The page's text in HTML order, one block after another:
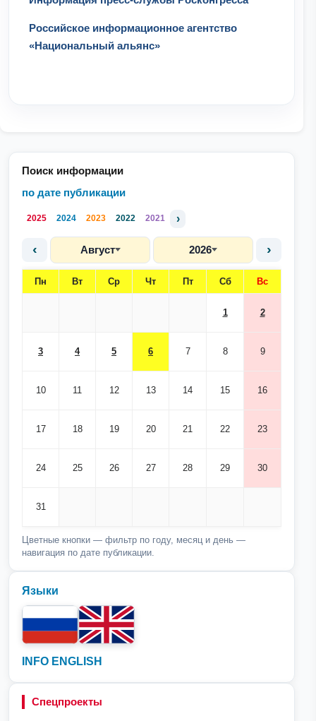
Поиск информации
по дате публикации
2025 2024 2023 2022 2021 ›
‹ Август 2026 ›
Пн Вт Ср Чт Пт Сб Вс
1 2
3 4 5 6 7 8 9
10 11 12 13 14 15 16
17 18 19 20 21 22 23
24 25 26 27 28 29 30
31
Цветные кнопки — фильтр по году, месяц и день —
навигация по дате публикации.
Языки
INFO ENGLISH
Спецпроекты
Российское информационное агентство
«Национальный альянс»